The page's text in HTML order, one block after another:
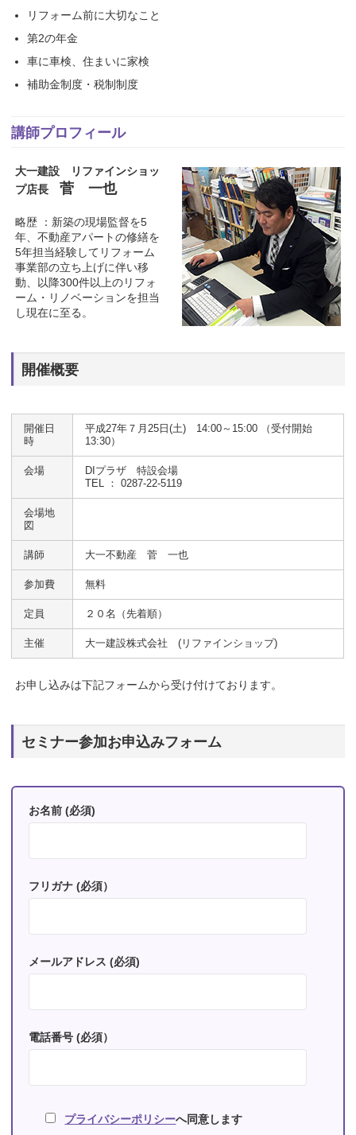
リフォーム前に大切なこと
第2の年金
車に車検、住まいに家検
補助金制度・税制制度
講師プロフィール
大一建設 リファインショッ
プ店長菅 一也
略歴 ：新築の現場監督を5
年、不動産アパートの修繕を
5年担当経験してリフォーム
事業部の立ち上げに伴い移
動、以降300件以上のリフォ
ーム・リノベーションを担当
し現在に至る。
開催概要
開催日
時
平成27年７月25日(土) 14:00～15:00 （受付開始
13:30）
会場
DIプラザ 特設会場
TEL ： 0287-22-5119
会場地
図
講師 大一不動産 菅 一也
参加費 無料
定員 ２０名（先着順）
主催 大一建設株式会社 (リファインショップ)
お申し込みは下記フォームから受け付けております。
セミナー参加お申込みフォーム
お名前 (必須)
フリガナ (必須）
メールアドレス (必須)
電話番号 (必須）
プライバシーポリシーへ同意します